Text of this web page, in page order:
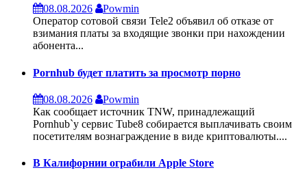
08.08.2026
Powmin
Оператор сотовой связи Tele2 объявил об отказе от
взимания платы за входящие звонки при нахождении
абонента...
Pornhub будет платить за просмотр порно
08.08.2026
Powmin
Как сообщает источник TNW, принадлежащий
Pornhub`у сервис Tube8 собирается выплачивать своим
посетителям вознаграждение в виде криптовалюты....
В Калифорнии ограбили Apple Store